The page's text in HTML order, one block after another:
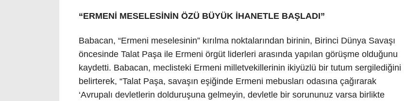
“ERMENİ MESELESİNİN ÖZÜ BÜYÜK İHANETLE BAŞLADI”
Babacan, “Ermeni meselesinin” kırılma noktalarından birinin, Birinci Dünya Savaşı
öncesinde Talat Paşa ile Ermeni örgüt liderleri arasında yapılan görüşme olduğunu
kaydetti. Babacan, meclisteki Ermeni milletvekillerinin ikiyüzlü bir tutum sergilediğini
belirterek, “Talat Paşa, savaşın eşiğinde Ermeni mebusları odasına çağırarak
‘Avrupalı devletlerin dolduruşuna gelmeyin, devletle bir sorununuz varsa birlikte